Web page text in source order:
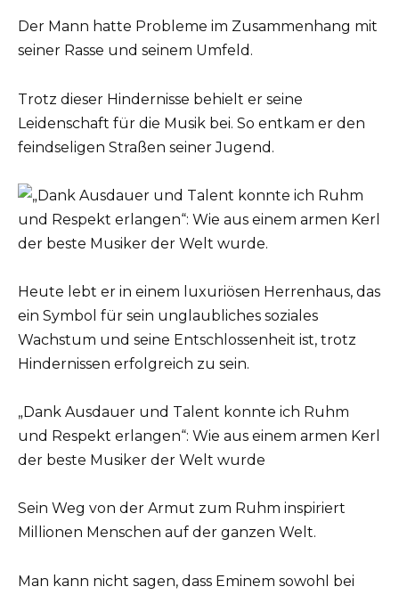
Der Mann hatte Probleme im Zusammenhang mit
seiner Rasse und seinem Umfeld.
Trotz dieser Hindernisse behielt er seine
Leidenschaft für die Musik bei. So entkam er den
feindseligen Straßen seiner Jugend.
Heute lebt er in einem luxuriösen Herrenhaus, das
ein Symbol für sein unglaubliches soziales
Wachstum und seine Entschlossenheit ist, trotz
Hindernissen erfolgreich zu sein.
„Dank Ausdauer und Talent konnte ich Ruhm
und Respekt erlangen“: Wie aus einem armen Kerl
der beste Musiker der Welt wurde
Sein Weg von der Armut zum Ruhm inspiriert
Millionen Menschen auf der ganzen Welt.
Man kann nicht sagen, dass Eminem sowohl bei